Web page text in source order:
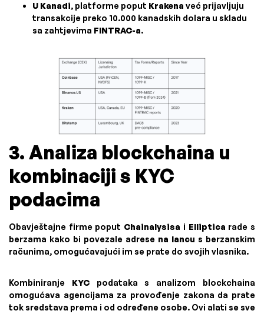
U Kanadi, platforme poput Krakena već prijavljuju
transakcije preko 10.000 kanadskih dolara u skladu
sa zahtjevima FINTRAC-a.
3. Analiza blockchaina u
kombinaciji s KYC
podacima
Obavještajne firme poput Chainalysisa i Elliptica rade s
berzama kako bi povezale adrese na lancu s berzanskim
računima, omogućavajući im se prate do svojih vlasnika.
Kombiniranje KYCpodataka s analizom blockchaina
omogućava agencijama za provođenje zakona da prate
tok sredstava prema i od određene osobe. Ovi alati se sve